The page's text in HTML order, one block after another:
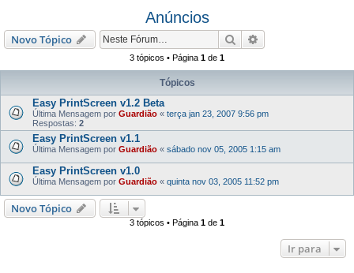
i
Anúncios
Novo Tópico Pesquisar
3 tópicos • Página 1 de 1
Tópicos
Easy PrintScreen v1.2 Beta
Última Mensagem por Guardião « terça jan 23, 2007 9:56 pm
Respostas: 2
Easy PrintScreen v1.1
Última Mensagem por Guardião « sábado nov 05, 2005 1:15 am
Easy PrintScreen v1.0
Última Mensagem por Guardião « quinta nov 03, 2005 11:52 pm
Novo Tópico
3 tópicos • Página 1 de 1
Ir para